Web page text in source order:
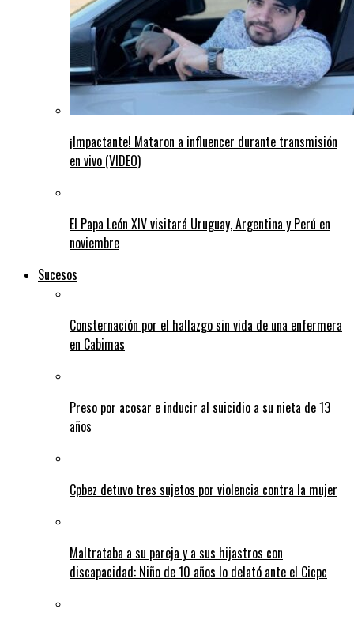
¡Impactante! Mataron a influencer durante transmisión
en vivo (VIDEO)
El Papa León XIV visitará Uruguay, Argentina y Perú en
noviembre
Sucesos
Consternación por el hallazgo sin vida de una enfermera
en Cabimas
Preso por acosar e inducir al suicidio a su nieta de 13
años
Cpbez detuvo tres sujetos por violencia contra la mujer
Maltrataba a su pareja y a sus hijastros con
discapacidad: Niño de 10 años lo delató ante el Cicpc